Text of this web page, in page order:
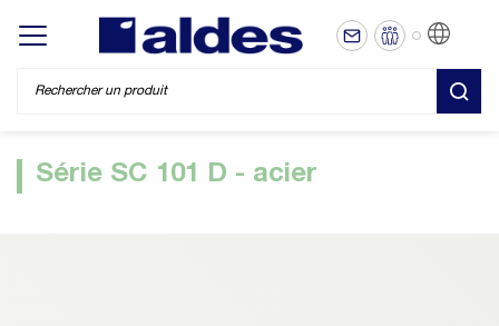
Display/hide main menu
Série SC 101 D - acier